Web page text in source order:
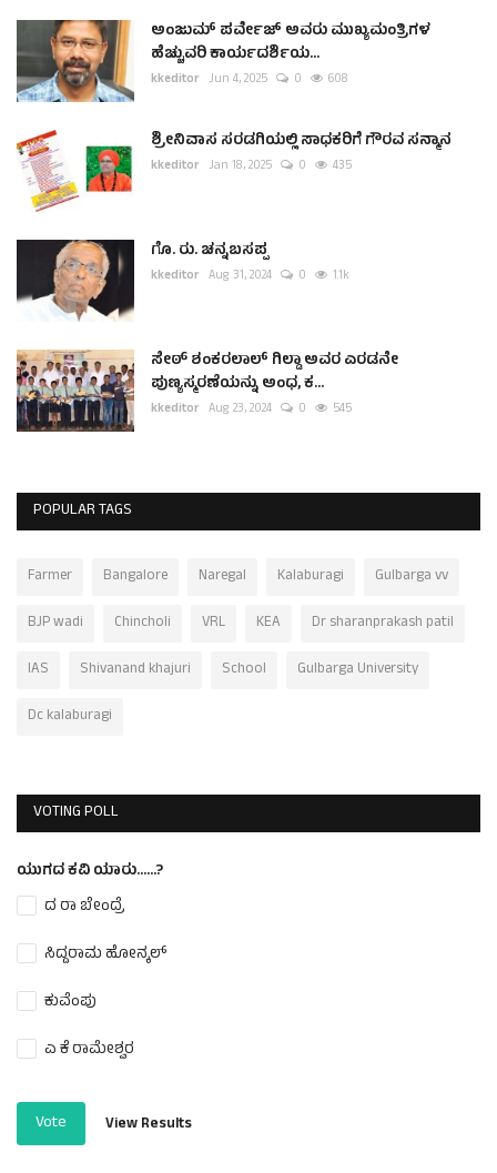
ಅಂಜುಮ್ ಪರ್ವೇಜ್ ಅವರು ಮುಖ್ಯಮಂತ್ರಿಗಳ
ಹೆಚ್ಚುವರಿ ಕಾರ್ಯದರ್ಶಿಯ...
kkeditor Jun 4, 2025 0 608
ಶ್ರೀನಿವಾಸ ಸರಡಗಿಯಲ್ಲಿ ಸಾಧಕರಿಗೆ ಗೌರವ ಸನ್ಮಾನ
kkeditor Jan 18, 2025 0 435
ಗೊ. ರು. ಚನ್ನಬಸಪ್ಪ
kkeditor Aug 31, 2024 0 1.1k
ಸೇಠ್ ಶಂಕರಲಾಲ್ ಗಿಲ್ಡಾ ಅವರ ಎರಡನೇ
ಪುಣ್ಯಸ್ಮರಣೆಯನ್ನು ಅಂಧ, ಕ...
kkeditor Aug 23, 2024 0 545
POPULAR TAGS
Farmer Bangalore Naregal Kalaburagi
Gulbarga vv
BJP wadi
Chincholi VRL KEA
Dr sharanprakash patil
IAS
Shivanand khajuri School
Gulbarga University
Dc kalaburagi
VOTING POLL
ಯುಗದ ಕವಿ ಯಾರು......?
ದ ರಾ ಬೇಂದ್ರೆ
ಸಿದ್ದರಾಮ ಹೋನ್ಕಲ್
ಕುವೆಂಪು
ಎ ಕೆ ರಾಮೇಶ್ವರ
Vote View Results